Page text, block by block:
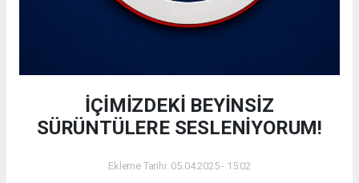
İÇİMİZDEKİ BEYİNSİZ
SÜRÜNTÜLERE SESLENİYORUM!
Ekleme Tarihi: 05.04.2025 - 15:02